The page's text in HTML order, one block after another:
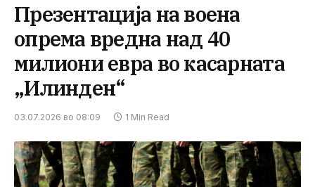
Презентација на воена
опрема вредна над 40
милиони евра во касарната
„Илинден“
03.07.2026 во 08:09 1 Min Read